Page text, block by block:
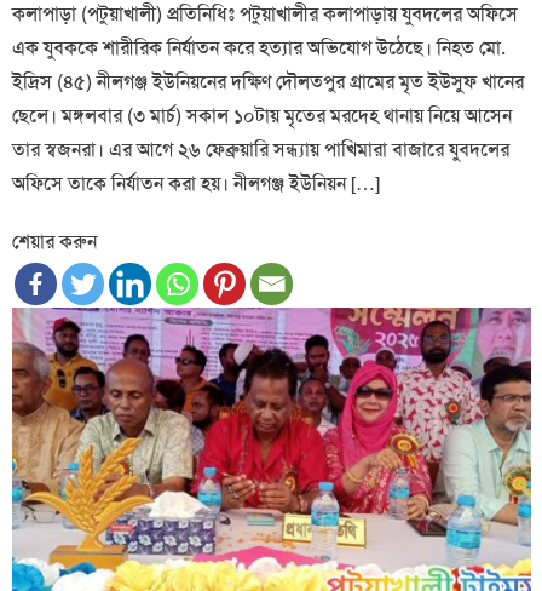
কলাপাড়া (পটুয়াখালী) প্রতিনিধিঃ পটুয়াখালীর কলাপাড়ায় যুবদলের অফিসে
এক যুবককে শারীরিক নির্যাতন করে হত্যার অভিযোগ উঠেছে। নিহত মো.
ইদ্রিস (৪৫) নীলগঞ্জ ইউনিয়নের দক্ষিণ দৌলতপুর গ্রামের মৃত ইউসুফ খানের
ছেলে। মঙ্গলবার (৩ মার্চ) সকাল ১০টায় মৃতের মরদেহ থানায় নিয়ে আসেন
তার স্বজনরা। এর আগে ২৬ ফেব্রুয়ারি সন্ধ্যায় পাখিমারা বাজারে যুবদলের
অফিসে তাকে নির্যাতন করা হয়। নীলগঞ্জ ইউনিয়ন […]
শেয়ার করুন